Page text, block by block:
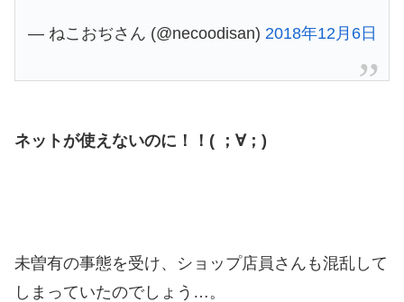
— ねこおぢさん (@necoodisan) 2018年12月6日
ネットが使えないのに！！( ；∀；)
未曽有の事態を受け、ショップ店員さんも混乱して
しまっていたのでしょう…。